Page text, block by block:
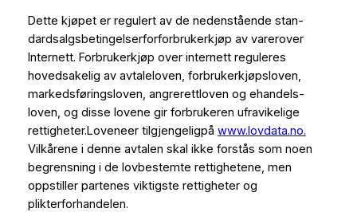
Dette kjøpet er regulert av de nedenstående stan-
dardsalgsbetingelserforforbrukerkjøp av varerover
Internett. Forbrukerkjøp over internett reguleres
hovedsakelig av avtaleloven, forbrukerkjøpsloven,
markedsføringsloven, angrerettloven og ehandels-
loven, og disse lovene gir forbrukeren ufravikelige
rettigheter.Loveneer tilgjengeligpå www.lovdata.no.
Vilkårene i denne avtalen skal ikke forstås som noen
begrensning i de lovbestemte rettighetene, men
oppstiller partenes viktigste rettigheter og
plikterforhandelen.